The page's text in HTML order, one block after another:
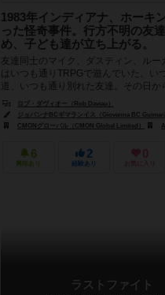
G3 ストロングホールド ゲームズ（Stronghold
1983年インディアナ、ホーキ
った怪奇事件。行方不明の友
め、子ども達が立ち上がる。
友達同士のマイク、ダスティン、ルー
はいつも通りTRPGで遊んでいた。い
道、いつも通り別れた友達。その日か
わらないはずの日常が変わった。ウィ
ロブ・ダヴィオー（Rob Daviau）
ジョバンナBCギマランイス（Giovanna BC
CMONグローバル（CMON Global Limited）
6
興味あり
2
経験あり
0
お気に入り
ラストファイト